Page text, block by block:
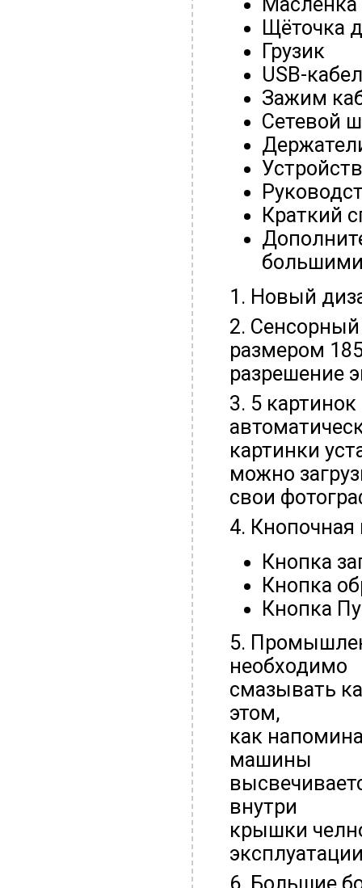
Маслёнка
Щёточка
Грузик
USB-
Зажим
Сетевой
Краткий
1. Новый
2.
размером
разрешение
3. 5
картинки
можно
свои
4. Кнопочная
Кнопка
Кнопка
Кнопка
5.
необходимо
смазывать
этом,
как
машины
внутри
крышки